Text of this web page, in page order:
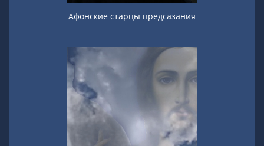
Афонские старцы предсазания